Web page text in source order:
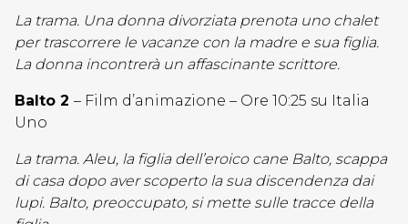
La trama. Una donna divorziata prenota uno chalet
per trascorrere le vacanze con la madre e sua figlia.
La donna incontrerà un affascinante scrittore.
Balto 2 – Film d’animazione – Ore 10:25 su Italia
Uno
La trama. Aleu, la figlia dell’eroico cane Balto, scappa
di casa dopo aver scoperto la sua discendenza dai
lupi. Balto, preoccupato, si mette sulle tracce della